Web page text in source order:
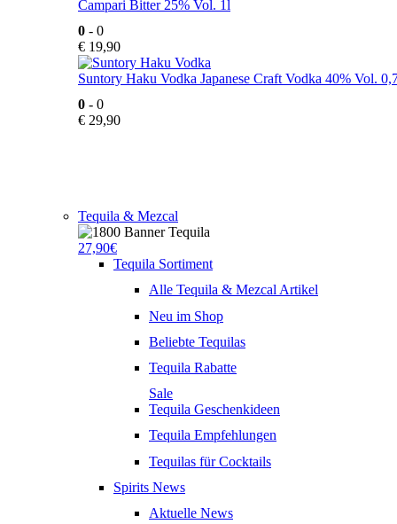
Campari Bitter 25% Vol. 1l
0 - 0
€ 19,90
Suntory Haku Vodka Japanese Craft Vodka 40% Vol.
0 - 0
€ 29,90
Tequila & Mezcal
27,90€
Tequila Sortiment
Alle Tequila & Mezcal Artikel
Neu im Shop
Beliebte Tequilas
Tequila Rabatte
Sale
Tequila Geschenkideen
Tequila Empfehlungen
Tequilas für Cocktails
Spirits News
Aktuelle News